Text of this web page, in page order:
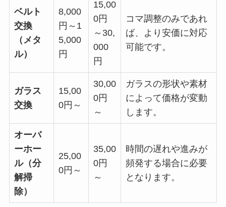
ベルト
交換
（メタ
ル）
8,000
円～1
5,000
円
15,00
0円
～30,
000
円
コマ調整のみであれ
ば、より安価に対応
可能です。
ガラス
交換
15,00
0円～
30,00
0円
～
ガラスの形状や素材
によって価格が変動
します。
オーバ
ーホー
ル（分
解掃
除）
25,00
0円～
35,00
0円
～
時間の遅れや進みが
頻発する場合に必要
となります。